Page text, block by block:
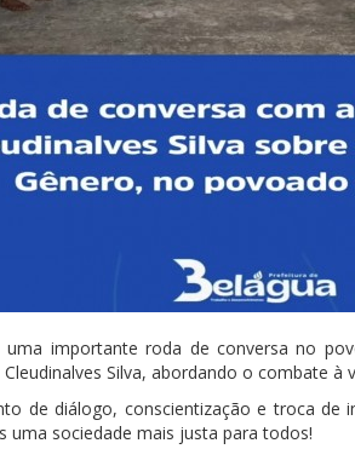
uma importante roda de conversa no
Silva, abordando o combate à
de diálogo, conscientização e troca de
uma sociedade mais justa para todos!